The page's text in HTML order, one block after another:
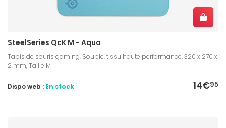
SteelSeries QcK M - Aqua
Tapis de souris gaming, Souple, tissu haute performance, 320 x 270 x
2 mm, Taille M
14€95
Dispo web : En stock